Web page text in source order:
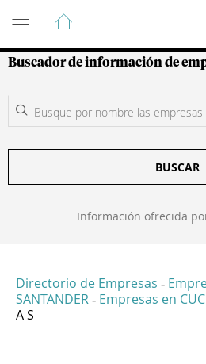
Guía de Empresas
Buscador de información de
BUSCAR
Información ofrecida
Directorio de Empresas -
SANTANDER - Empresas en
A S